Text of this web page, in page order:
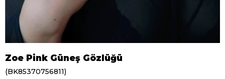
Zoe Pink Güneş Gözlüğü
(BK85370756811)